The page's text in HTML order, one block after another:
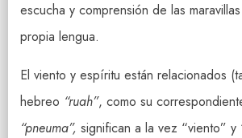
escucha y comprensión de las
propia lengua.
El viento y espíritu están relacionados
hebreo “ruah”, como su
“pneuma”, significan a la vez “viento” y